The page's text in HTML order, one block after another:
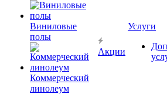
Виниловые
полы
Коммерческий
линолеум
Акции
Услуги